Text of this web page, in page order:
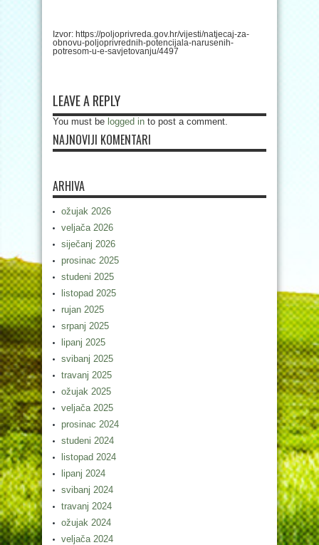
Izvor: https://poljoprivreda.gov.hr/vijesti/natjecaj-za-
obnovu-poljoprivrednih-potencijala-narusenih-
potresom-u-e-savjetovanju/4497
LEAVE A REPLY
You must be logged in to post a comment.
NAJNOVIJI KOMENTARI
ARHIVA
ožujak 2026
veljača 2026
siječanj 2026
prosinac 2025
studeni 2025
listopad 2025
rujan 2025
srpanj 2025
lipanj 2025
svibanj 2025
travanj 2025
ožujak 2025
veljača 2025
prosinac 2024
studeni 2024
listopad 2024
lipanj 2024
svibanj 2024
travanj 2024
ožujak 2024
veljača 2024